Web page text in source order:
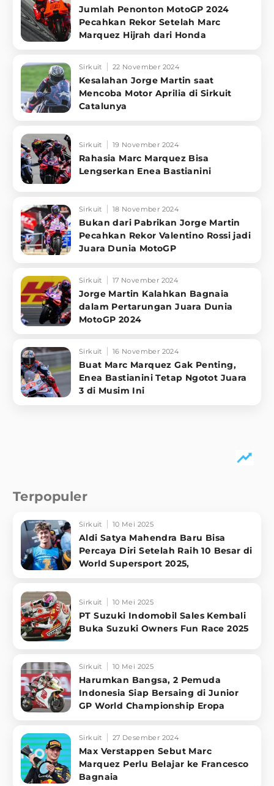
Jumlah Penonton MotoGP 2024
Pecahkan Rekor Setelah Marc
Marquez Hijrah dari Honda
Sirkuit 22 November 2024
Kesalahan Jorge Martin saat
Mencoba Motor Aprilia di Sirkuit
Catalunya
Sirkuit 19 November 2024
Rahasia Marc Marquez Bisa
Lengserkan Enea Bastianini
Sirkuit 18 November 2024
Bukan dari Pabrikan Jorge Martin
Pecahkan Rekor Valentino Rossi jadi
Juara Dunia MotoGP
Sirkuit 17 November 2024
Jorge Martin Kalahkan Bagnaia
dalam Pertarungan Juara Dunia
MotoGP 2024
Sirkuit 16 November 2024
Buat Marc Marquez Gak Penting,
Enea Bastianini Tetap Ngotot Juara
3 di Musim Ini
Terpopuler
Sirkuit 10 Mei 2025
Aldi Satya Mahendra Baru Bisa
Percaya Diri Setelah Raih 10 Besar di
World Supersport 2025,
Sirkuit 10 Mei 2025
PT Suzuki Indomobil Sales Kembali
Buka Suzuki Owners Fun Race 2025
Sirkuit 10 Mei 2025
Harumkan Bangsa, 2 Pemuda
Indonesia Siap Bersaing di Junior
GP World Championship Eropa
Sirkuit 27 Desember 2024
Max Verstappen Sebut Marc
Marquez Perlu Belajar ke Francesco
Bagnaia